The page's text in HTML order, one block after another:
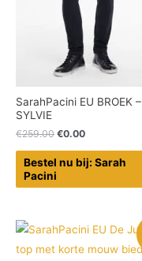
SarahPacini EU BROEK –
SYLVIE
€259.00 €0.00
Bestel nu bij: Sarah
Pacini